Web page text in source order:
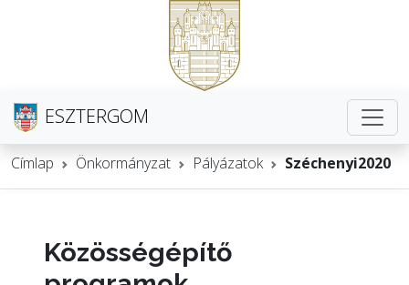
ESZTERGOM
Címlap Önkormányzat Pályázatok Széchenyi2020
Közösségépítő